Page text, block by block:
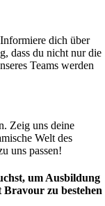
dich über
dass du nicht nur die
Teams werden
Zeig uns deine
Welt des
uns passen!
um Ausbildung
zu bestehen